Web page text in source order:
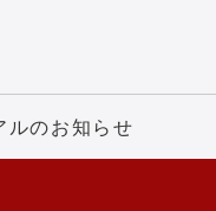
ルのお知らせ